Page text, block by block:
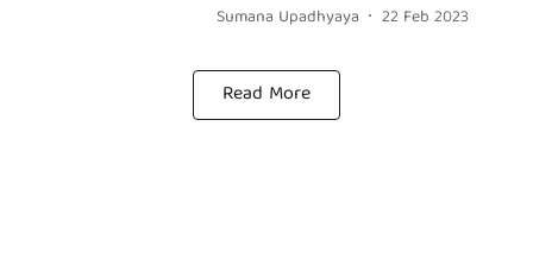
Sumana Upadhyaya 22 Feb 2023
Read More